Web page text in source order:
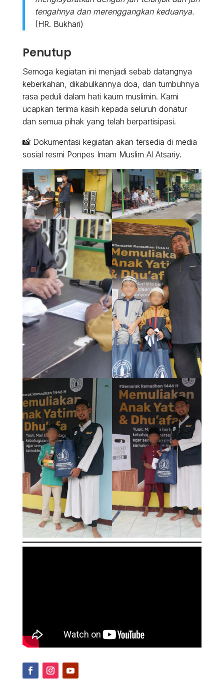
tengahnya dan merenggangkan keduanya.
(HR. Bukhari)
Penutup
Semoga kegiatan ini menjadi sebab datangnya
keberkahan, dikabulkannya doa, dan tumbuhnya
rasa peduli dalam hati kaum muslimin. Kami
ucapkan terima kasih kepada seluruh donatur
dan semua pihak yang telah berpartisipasi.
📸 Dokumentasi kegiatan akan tersedia di media
sosial resmi Ponpes Imam Muslim Al Atsariy.